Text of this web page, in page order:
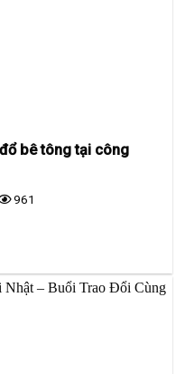
bê tông tại công
961